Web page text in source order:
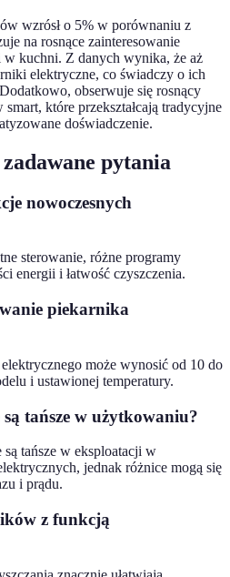
wzrósł o 5% w porównaniu z
na rosnące zainteresowanie
kuchni. Z danych wynika, że aż
elektryczne, co świadczy o ich
obserwuje się rosnący
które przekształcają tradycyjne
doświadczenie.
pytania
nowoczesnych
sterowanie, różne programy
energii i łatwość czyszczenia.
piekarnika
może wynosić od 10 do
i ustawionej temperatury.
tańsze w użytkowaniu?
tańsze w eksploatacji w
jednak różnice mogą się
i prądu.
z funkcją